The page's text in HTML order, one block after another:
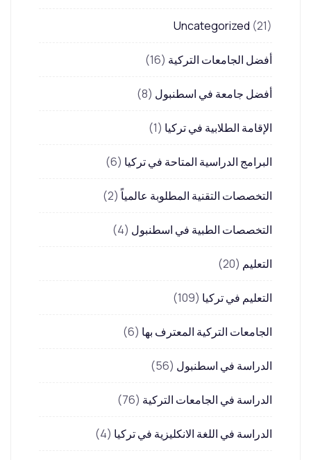
Uncategorized (21)
أفضل الجامعات التركية(16)
أفضل جامعة في اسطنبول (8)
الإقامة الطلابية في تركيا(1)
البرامج الدراسية المتاحة في تركيا(6)
التخصصات التقنية المطلوبة عالمياً(2)
التخصصات الطبية في اسطنبول (4)
التعليم(20)
التعليم في تركيا(109)
الجامعات التركية المعترف بها(6)
الدراسة في اسطنبول (56)
الدراسة في الجامعات التركية(76)
الدراسة في اللغة الانكليزية في تركيا(4)